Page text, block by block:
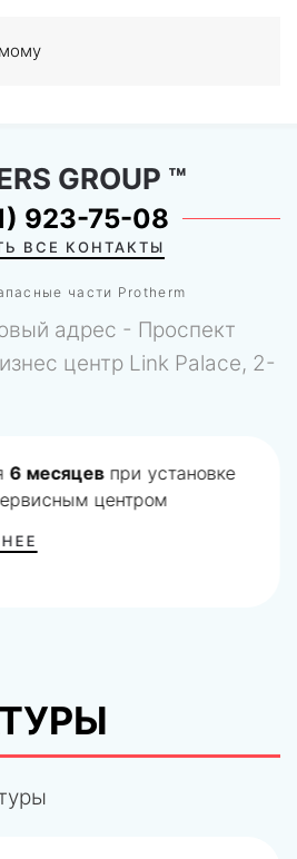
части Protherm
GROUP ™
923-75-08
ВСЕ КОНТАКТЫ
адрес - Проспект
центр Link Palace, 2-
6 месяцевпри установке
центром